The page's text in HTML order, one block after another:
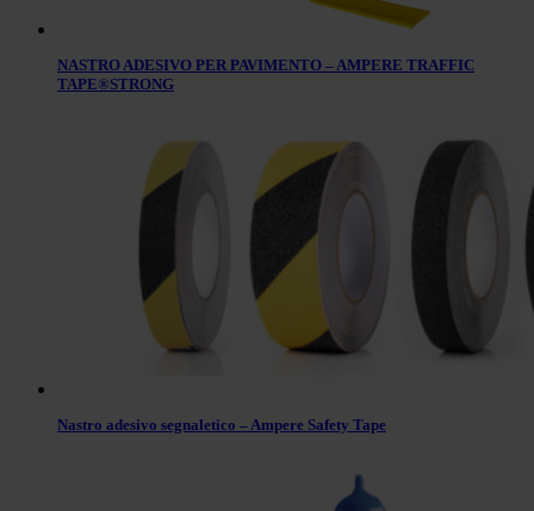
NASTRO ADESIVO PER PAVIMENTO – AMPERE TRAFFIC
TAPE®STRONG
Nastro adesivo segnaletico – Ampere Safety Tape